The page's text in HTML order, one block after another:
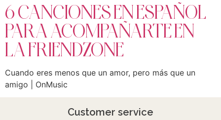
6 CANCIONES EN ESPAÑOL
PARA ACOMPAÑARTE EN
LA FRIENDZONE
Cuando eres menos que un amor, pero más que un
amigo | OnMusic
Customer service